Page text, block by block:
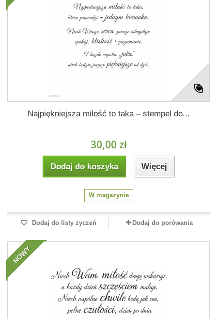
Najpiękniejsza miłość to taka – stempel do...
30,00 zł
Dodaj do koszyka Więcej
W magazynie
Dodaj do listy życzeń Dodaj do porówania
NOWY